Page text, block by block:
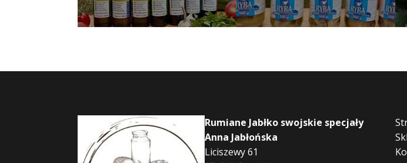
Rumiane Jabłko swojskie specjały
Anna Jabłońska
Liciszewy 61